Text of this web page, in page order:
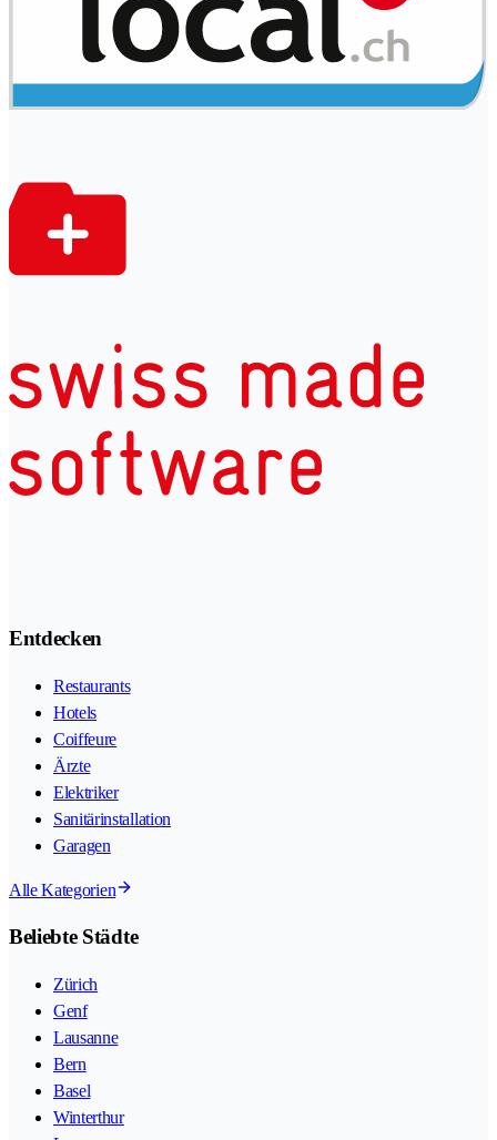
Entdecken
Restaurants
Hotels
Coiffeure
Ärzte
Elektriker
Sanitärinstallation
Garagen
Alle Kategorien
Beliebte Städte
Zürich
Genf
Lausanne
Bern
Basel
Winterthur